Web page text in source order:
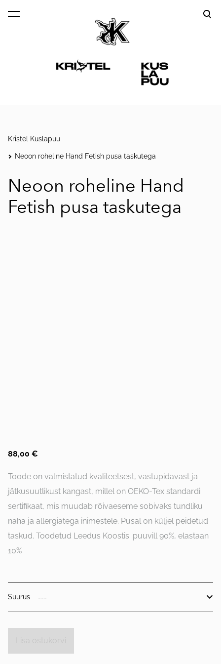
lisati ostukorvi. Vaata ostukorvi
Kristel Kuslapuu
Neoon roheline Hand Fetish pusa taskutega
Neoon roheline Hand
Fetish pusa taskutega
88,00 €
Toode on valmistatud kvaliteetsest, vastupidavast ja
jätkusuutlikust kangast, millel on OEKO-Tex standardi
sertifikaat, mis muudab rõivaeseme sobivaks tundliku
naha ja allergiatega inimestele. Pusal on küljel peidetud
taskud. Toodetud Leedus Koostis: puuvill 90%, elastaan
10%
Suurus